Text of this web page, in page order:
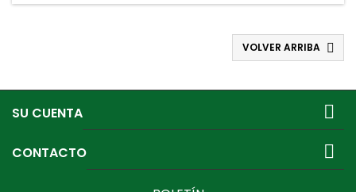
VOLVER ARRIBA 
SU CUENTA 
CONTACTO 